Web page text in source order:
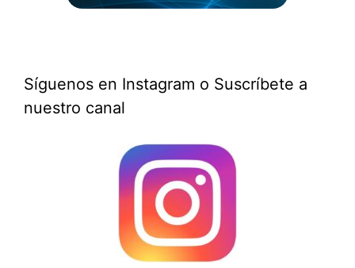
Síguenos en Instagram o Suscríbete a
nuestro canal